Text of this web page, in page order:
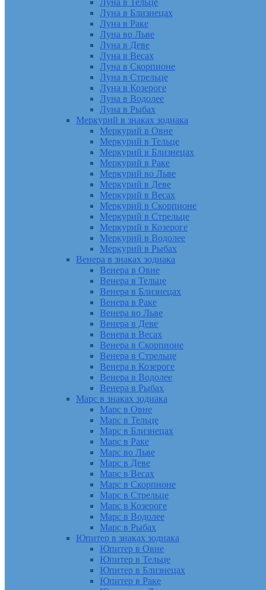
Луна в Тельце
Луна в Близнецах
Луна в Раке
Луна во Льве
Луна в Деве
Луна в Весах
Луна в Скорпионе
Луна в Стрельце
Луна в Козероге
Луна в Водолее
Луна в Рыбах
Меркурий в знаках зодиака
Меркурий в Овне
Меркурий в Тельце
Меркурий в Близнецах
Меркурий в Раке
Меркурий во Льве
Меркурий в Деве
Меркурий в Весах
Меркурий в Скорпионе
Меркурий в Стрельце
Меркурий в Козероге
Меркурий в Водолее
Меркурий в Рыбах
Венера в знаках зодиака
Венера в Овне
Венера в Тельце
Венера в Близнецах
Венера в Раке
Венера во Льве
Венера в Деве
Венера в Весах
Венера в Скорпионе
Венера в Стрельце
Венера в Козероге
Венера в Водолее
Венера в Рыбах
Марс в знаках зодиака
Марс в Овне
Марс в Тельце
Марс в Близнецах
Марс в Раке
Марс во Льве
Марс в Деве
Марс в Весах
Марс в Скорпионе
Марс в Стрельце
Марс в Козероге
Марс в Водолее
Марс в Рыбах
Юпитер в знаках зодиака
Юпитер в Овне
Юпитер в Тельце
Юпитер в Близнецах
Юпитер в Раке